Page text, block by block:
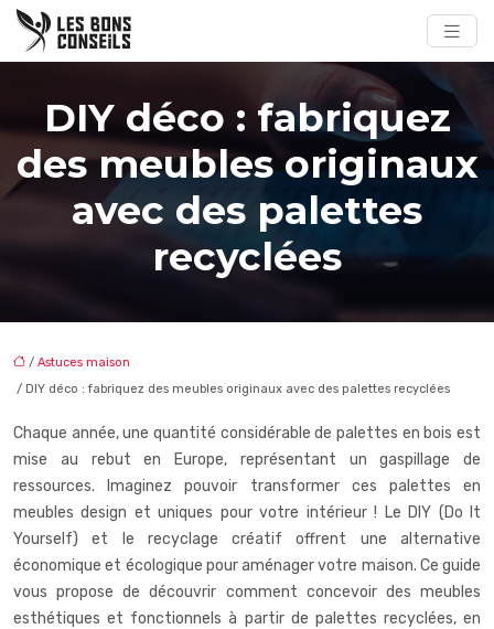
DIY déco : fabriquez
des meubles originaux
avec des palettes
recyclées
/ Astuces maison
/ DIY déco : fabriquez des meubles originaux avec des palettes recyclées
Chaque année, une quantité considérable de palettes en bois est
mise au rebut en Europe, représentant un gaspillage de
ressources. Imaginez pouvoir transformer ces palettes en
meubles design et uniques pour votre intérieur ! Le DIY (Do It
Yourself) et le recyclage créatif offrent une alternative
économique et écologique pour aménager votre maison. Ce guide
vous propose de découvrir comment concevoir des meubles
esthétiques et fonctionnels à partir de palettes recyclées, en